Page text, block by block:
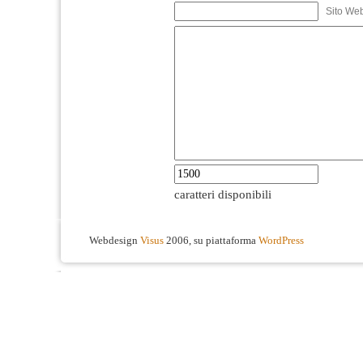
Sito
caratteri disponibili
Webdesign Visus 2006, su piattaforma WordPress